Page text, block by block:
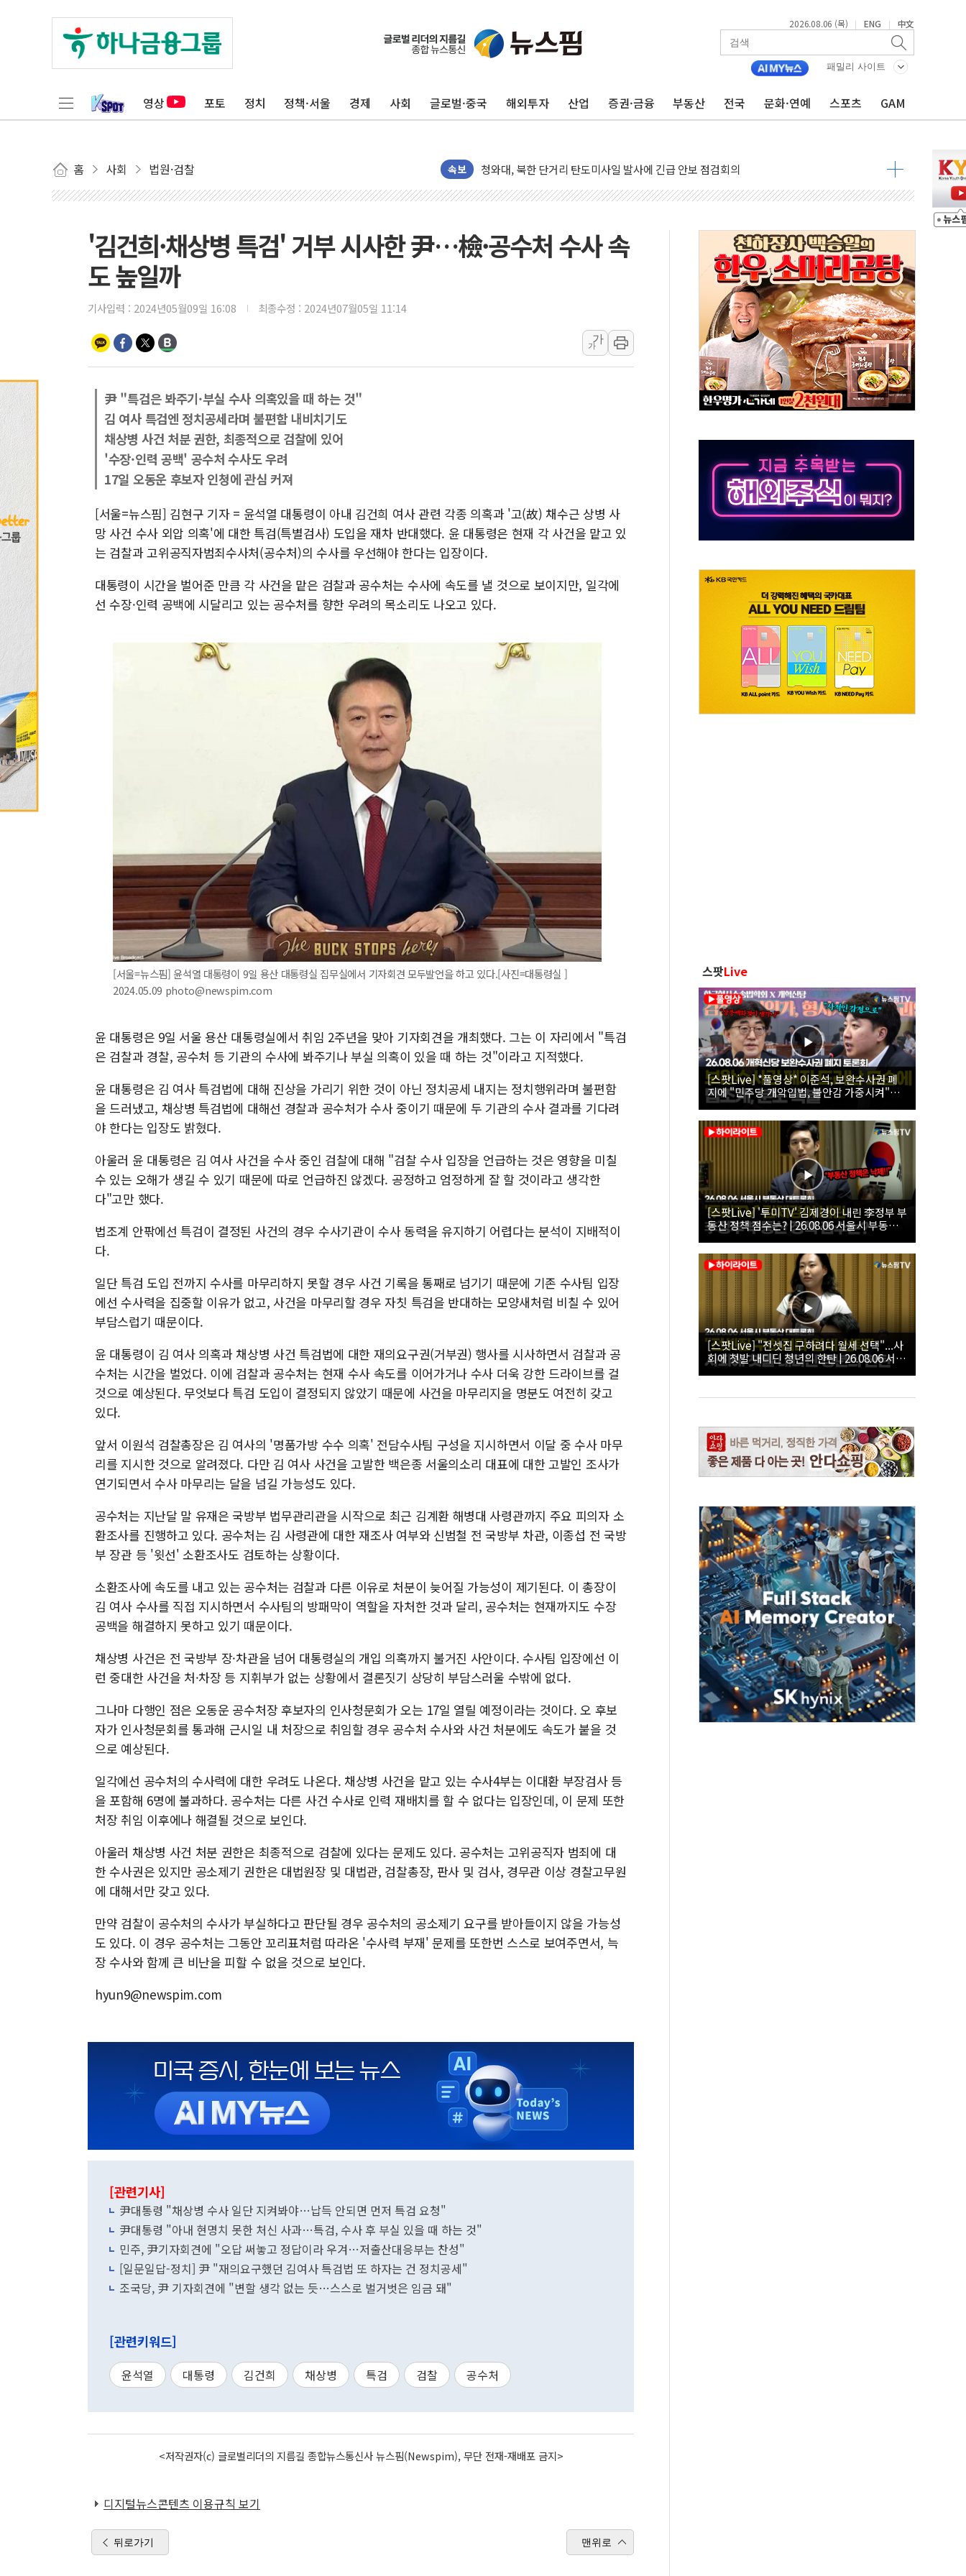
2026.08.06 (목) | ENG | 中文
패밀리 사이트
영상 포토 정치 정책·서울 경제 사회 글로벌·중국 해외투자 산업 증권·금융 부동산 전국 문화·연예 스포츠 GAM
홈 사회 법원·검찰 속보
김정관 장관 "영업이익 N% 성과급 반대…상법·자본시장법 개정 논의"
청와대, 북한 단거리 탄도미사일 발사에 긴급 안보 점검회의
금값 7주 만에 최고…美 고용 둔화·호르무즈 재개방 기대에 강세
러, 1인칭시점 드론으로 우크라 민간인 '사파리' 공격… 시민들 공포감 극대화 전략
[베트남 증시] 지수 하락 속 'DGC' 임시 주총 기대감에 홀로 상한가…마진 잔액은 사상 최고
'월가의 황제' 다이먼 "금융시장 레버리지 위험수위…숨은 차입이 더 큰 변수"
양주 섬유염색공장서 화재 1명 중상…대응 1단계 진압 중
김정관 산업부 장관 "주 52시간 손봐야, 경쟁상대 中과 비교해야"
해군 1함대 창설 80주년…지역과 함께하는 '선봉'의 대민 봉사
[3보] 북, 원산서 동해로 단거리 탄도미사일 1발 발사… 올해 10번째·42일 만 도발
우크라 드론 전술, 중남미 콜롬비아에 새 안보 위기… 반군·마약카르텔이 습득해 전투 활용
강원도 폭염특보 11일째…온열질환·가축 피해 최소화 '총력 대응'
[코인 시황] 비트코인, ETF 자금 유입에도 박스권…美 암호화폐 법안 처리 여부도 변수
[르포] 39도 폭염 속 잠실 개표소 시위 '62일째'..."대부분 여기서 상주"
'김건희·채상병 특검' 거부 시사한 尹…檢·공수처 수사 속
도 높일까
기사입력 : 2024년05월09일 16:08 최종수정 : 2024년07월05일 11:14
가
가
尹 "특검은 봐주기·부실 수사 의혹있을 때 하는 것"
김 여사 특검엔 정치공세라며 불편함 내비치기도
채상병 사건 처분 권한, 최종적으로 검찰에 있어
'수장·인력 공백' 공수처 수사도 우려
17일 오동운 후보자 인청에 관심 커져
[서울=뉴스핌] 김현구 기자 = 윤석열 대통령이 아내 김건희 여사 관련 각종 의혹과 '고(故) 채수근 상병 사
망 사건 수사 외압 의혹'에 대한 특검(특별검사) 도입을 재차 반대했다. 윤 대통령은 현재 각 사건을 맡고 있
는 검찰과 고위공직자범죄수사처(공수처)의 수사를 우선해야 한다는 입장이다.
대통령이 시간을 벌어준 만큼 각 사건을 맡은 검찰과 공수처는 수사에 속도를 낼 것으로 보이지만, 일각에
선 수장·인력 공백에 시달리고 있는 공수처를 향한 우려의 목소리도 나오고 있다.
[서울=뉴스핌] 윤석열 대통령이 9일 용산 대통령실 집무실에서 기자회견 모두발언을 하고 있다.[사진=대통령실 ]
2024.05.09 photo@newspim.com
윤 대통령은 9일 서울 용산 대통령실에서 취임 2주년을 맞아 기자회견을 개최했다. 그는 이 자리에서 "특검
은 검찰과 경찰, 공수처 등 기관의 수사에 봐주기나 부실 의혹이 있을 때 하는 것"이라고 지적했다.
윤 대통령은 김 여사 특검법에 대해 진상을 가리기 위한 것이 아닌 정치공세 내지는 정치행위라며 불편함
을 드러냈고, 채상병 특검법에 대해선 경찰과 공수처가 수사 중이기 때문에 두 기관의 수사 결과를 기다려
야 한다는 입장도 밝혔다.
아울러 윤 대통령은 김 여사 사건을 수사 중인 검찰에 대해 "검찰 수사 입장을 언급하는 것은 영향을 미칠
수 있는 오해가 생길 수 있기 때문에 따로 언급하진 않겠다. 공정하고 엄정하게 잘 할 것이라고 생각한
다"고만 했다.
법조계 안팎에선 특검이 결정된 사건의 경우 수사기관이 수사 동력을 유지하기 어렵다는 분석이 지배적이
다.
일단 특검 도입 전까지 수사를 마무리하지 못할 경우 사건 기록을 통째로 넘기기 때문에 기존 수사팀 입장
에선 수사력을 집중할 이유가 없고, 사건을 마무리할 경우 자칫 특검을 반대하는 모양새처럼 비칠 수 있어
부담스럽기 때문이다.
윤 대통령이 김 여사 의혹과 채상병 사건 특검법에 대한 재의요구권(거부권) 행사를 시사하면서 검찰과 공
수처는 시간을 벌었다. 이에 검찰과 공수처는 현재 수사 속도를 이어가거나 수사 더욱 강한 드라이브를 걸
것으로 예상된다. 무엇보다 특검 도입이 결정되지 않았기 때문에 사건을 마무리지을 명분도 여전히 갖고
있다.
앞서 이원석 검찰총장은 김 여사의 '명품가방 수수 의혹' 전담수사팀 구성을 지시하면서 이달 중 수사 마무
리를 지시한 것으로 알려졌다. 다만 김 여사 사건을 고발한 백은종 서울의소리 대표에 대한 고발인 조사가
연기되면서 수사 마무리는 달을 넘길 가능성도 있다.
공수처는 지난달 말 유재은 국방부 법무관리관을 시작으로 최근 김계환 해병대 사령관까지 주요 피의자 소
환조사를 진행하고 있다. 공수처는 김 사령관에 대한 재조사 여부와 신범철 전 국방부 차관, 이종섭 전 국방
부 장관 등 '윗선' 소환조사도 검토하는 상황이다.
소환조사에 속도를 내고 있는 공수처는 검찰과 다른 이유로 처분이 늦어질 가능성이 제기된다. 이 총장이
김 여사 수사를 직접 지시하면서 수사팀의 방패막이 역할을 자처한 것과 달리, 공수처는 현재까지도 수장
공백을 해결하지 못하고 있기 때문이다.
채상병 사건은 전 국방부 장·차관을 넘어 대통령실의 개입 의혹까지 불거진 사안이다. 수사팀 입장에선 이
런 중대한 사건을 처·차장 등 지휘부가 없는 상황에서 결론짓기 상당히 부담스러울 수밖에 없다.
그나마 다행인 점은 오동운 공수처장 후보자의 인사청문회가 오는 17일 열릴 예정이라는 것이다. 오 후보
자가 인사청문회를 통과해 근시일 내 처장으로 취임할 경우 공수처 수사와 사건 처분에도 속도가 붙을 것
으로 예상된다.
일각에선 공수처의 수사력에 대한 우려도 나온다. 채상병 사건을 맡고 있는 수사4부는 이대환 부장검사 등
을 포함해 6명에 불과하다. 공수처는 다른 사건 수사로 인력 재배치를 할 수 없다는 입장인데, 이 문제 또한
처장 취임 이후에나 해결될 것으로 보인다.
아울러 채상병 사건 처분 권한은 최종적으로 검찰에 있다는 문제도 있다. 공수처는 고위공직자 범죄에 대
한 수사권은 있지만 공소제기 권한은 대법원장 및 대법관, 검찰총장, 판사 및 검사, 경무관 이상 경찰고무원
에 대해서만 갖고 있다.
만약 검찰이 공수처의 수사가 부실하다고 판단될 경우 공수처의 공소제기 요구를 받아들이지 않을 가능성
도 있다. 이 경우 공수처는 그동안 꼬리표처럼 따라온 '수사력 부재' 문제를 또한번 스스로 보여주면서, 늑
장 수사와 함께 큰 비난을 피할 수 없을 것으로 보인다.
hyun9@newspim.com
[관련기사]
尹대통령 "채상병 수사 일단 지켜봐야…납득 안되면 먼저 특검 요청"
尹대통령 "아내 현명치 못한 처신 사과…특검, 수사 후 부실 있을 때 하는 것"
민주, 尹기자회견에 "오답 써놓고 정답이라 우겨…저출산대응부는 찬성"
[일문일답-정치] 尹 "재의요구했던 김여사 특검법 또 하자는 건 정치공세"
조국당, 尹 기자회견에 "변할 생각 없는 듯…스스로 벌거벗은 임금 돼"
[관련키워드]
윤석열 대통령 김건희 채상병 특검 검찰 공수처
<저작권자(c) 글로벌리더의 지름길 종합뉴스통신사 뉴스핌(Newspim), 무단 전재-재배포 금지>
디지털뉴스콘텐츠 이용규칙 보기
뒤로가기 맨위로
스팟Live
[스팟Live] *풀영상* 이준석, 보완수사권 폐
지에 "민주당 개악입법, 불안감 가중시켜"｜
26.08.06 개혁신당 보완수사권 폐지 토론회
[스팟Live] '투미TV' 김제경이 내린 李정부 부
동산 정책 점수는? | 26.08.06 서울시 부동산
대토론회
[스팟Live] "전셋집 구하려다 월세 선택"...사
회에 첫발 내디딘 청년의 한탄 | 26.08.06 서울
시 부동산 대토론회